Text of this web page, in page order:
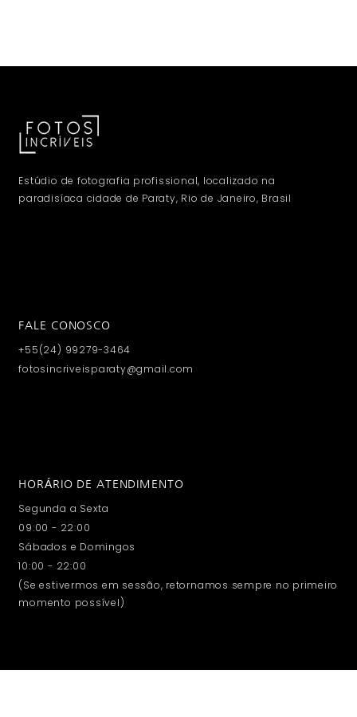
Estúdio de fotografia profissional, localizado na
paradisíaca cidade de Paraty, Rio de Janeiro, Brasil
FALE CONOSCO
+55(24) 99279-3464
fotosincriveisparaty@gmail.com
HORÁRIO DE ATENDIMENTO
Segunda a Sexta
09:00 - 22:00
Sábados e Domingos
10:00 - 22:00
(Se estivermos em sessão, retornamos sempre no primeiro
momento possível)